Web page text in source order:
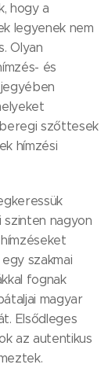
hogy a
legyenek nem
Olyan
és
szőttesek
hímzési
szinten nagyon
szakmai
fognak
magyar
Elsődleges
az autentikus